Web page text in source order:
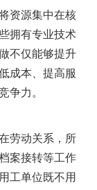
资源集中在核
拥有专业技术
不仅能够提升
成本、提高服
争力。
劳动关系，所
案接转等工作
工单位既不用